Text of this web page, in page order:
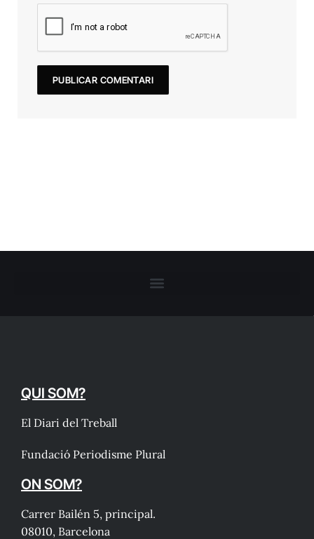
QUI SOM?
El Diari del Treball
Fundació Periodisme Plural
ON SOM?
Carrer Bailén 5, principal.
08010, Barcelona